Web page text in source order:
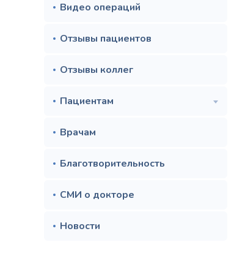
Видео операций
Отзывы пациентов
Отзывы коллег
Пациентам
Врачам
Благотворительность
СМИ о докторе
Новости